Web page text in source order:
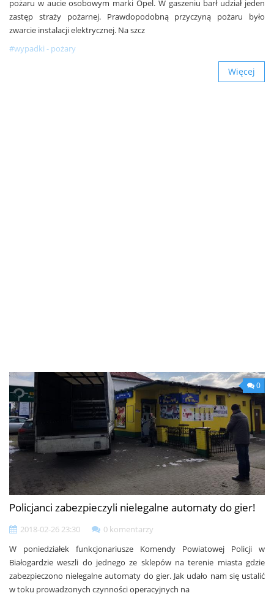
pożaru w aucie osobowym marki Opel. W gaszeniu barł udział jeden
zastęp straży pożarnej. Prawdopodobną przyczyną pożaru było
zwarcie instalacji elektrycznej. Na szcz
#wypadki - pożary
Więcej
0
Policjanci zabezpieczyli nielegalne automaty do gier!
2018-02-26 23:30
0 komentarzy
W poniedziałek funkcjonariusze Komendy Powiatowej Policji w
Białogardzie weszli do jednego ze sklepów na terenie miasta gdzie
zabezpieczono nielegalne automaty do gier. Jak udało nam się ustalić
w toku prowadzonych czynności operacyjnych na